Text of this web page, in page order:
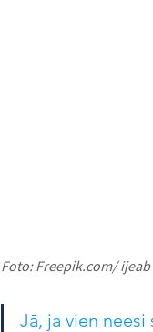
Foto: Freepik.com/ ijeab
Jā, ja vien